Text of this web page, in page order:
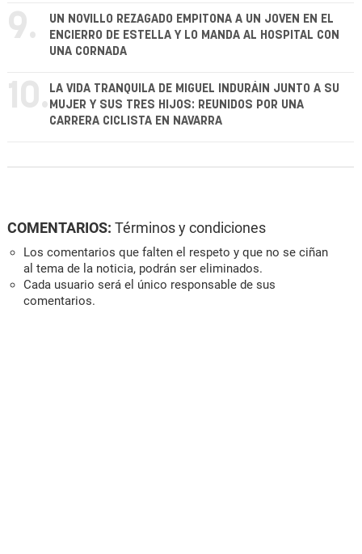
9.
UN NOVILLO REZAGADO EMPITONA A UN JOVEN EN EL
ENCIERRO DE ESTELLA Y LO MANDA AL HOSPITAL CON
UNA CORNADA
10. LA VIDA TRANQUILA DE MIGUEL INDURÁIN JUNTO A SU
MUJER Y SUS TRES HIJOS: REUNIDOS POR UNA
CARRERA CICLISTA EN NAVARRA
COMENTARIOS: Términos y condiciones
Los comentarios que falten el respeto y que no se ciñan
al tema de la noticia, podrán ser eliminados.
Cada usuario será el único responsable de sus
comentarios.